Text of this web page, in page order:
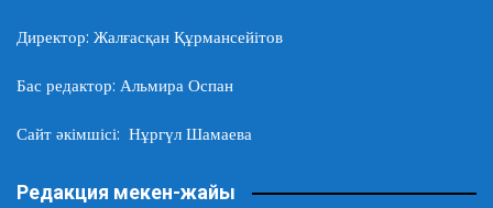
Директор: Жалғасқан Құрмансейітов
Бас редактор: Альмира Оспан
Сайт әкімшісі: Нұргүл Шамаева
Редакция мекен-жайы